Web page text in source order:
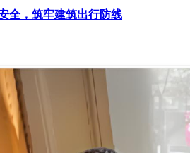
全，筑牢建筑出行防线